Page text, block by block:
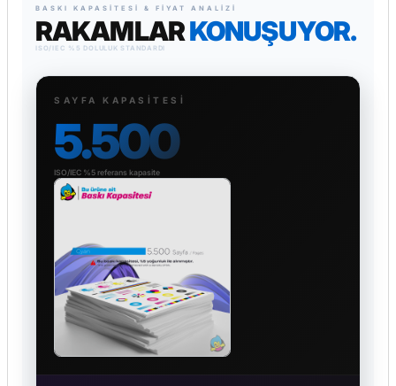
BASKI KAPASITESI & FIYAT ANALIZI
RAKAMLARKONUŞUYOR.
ISO/IEC %5 DOLULUK STANDARDI
SAYFA KAPASITESI
5.500
ISO/IEC %5 referans kapasite